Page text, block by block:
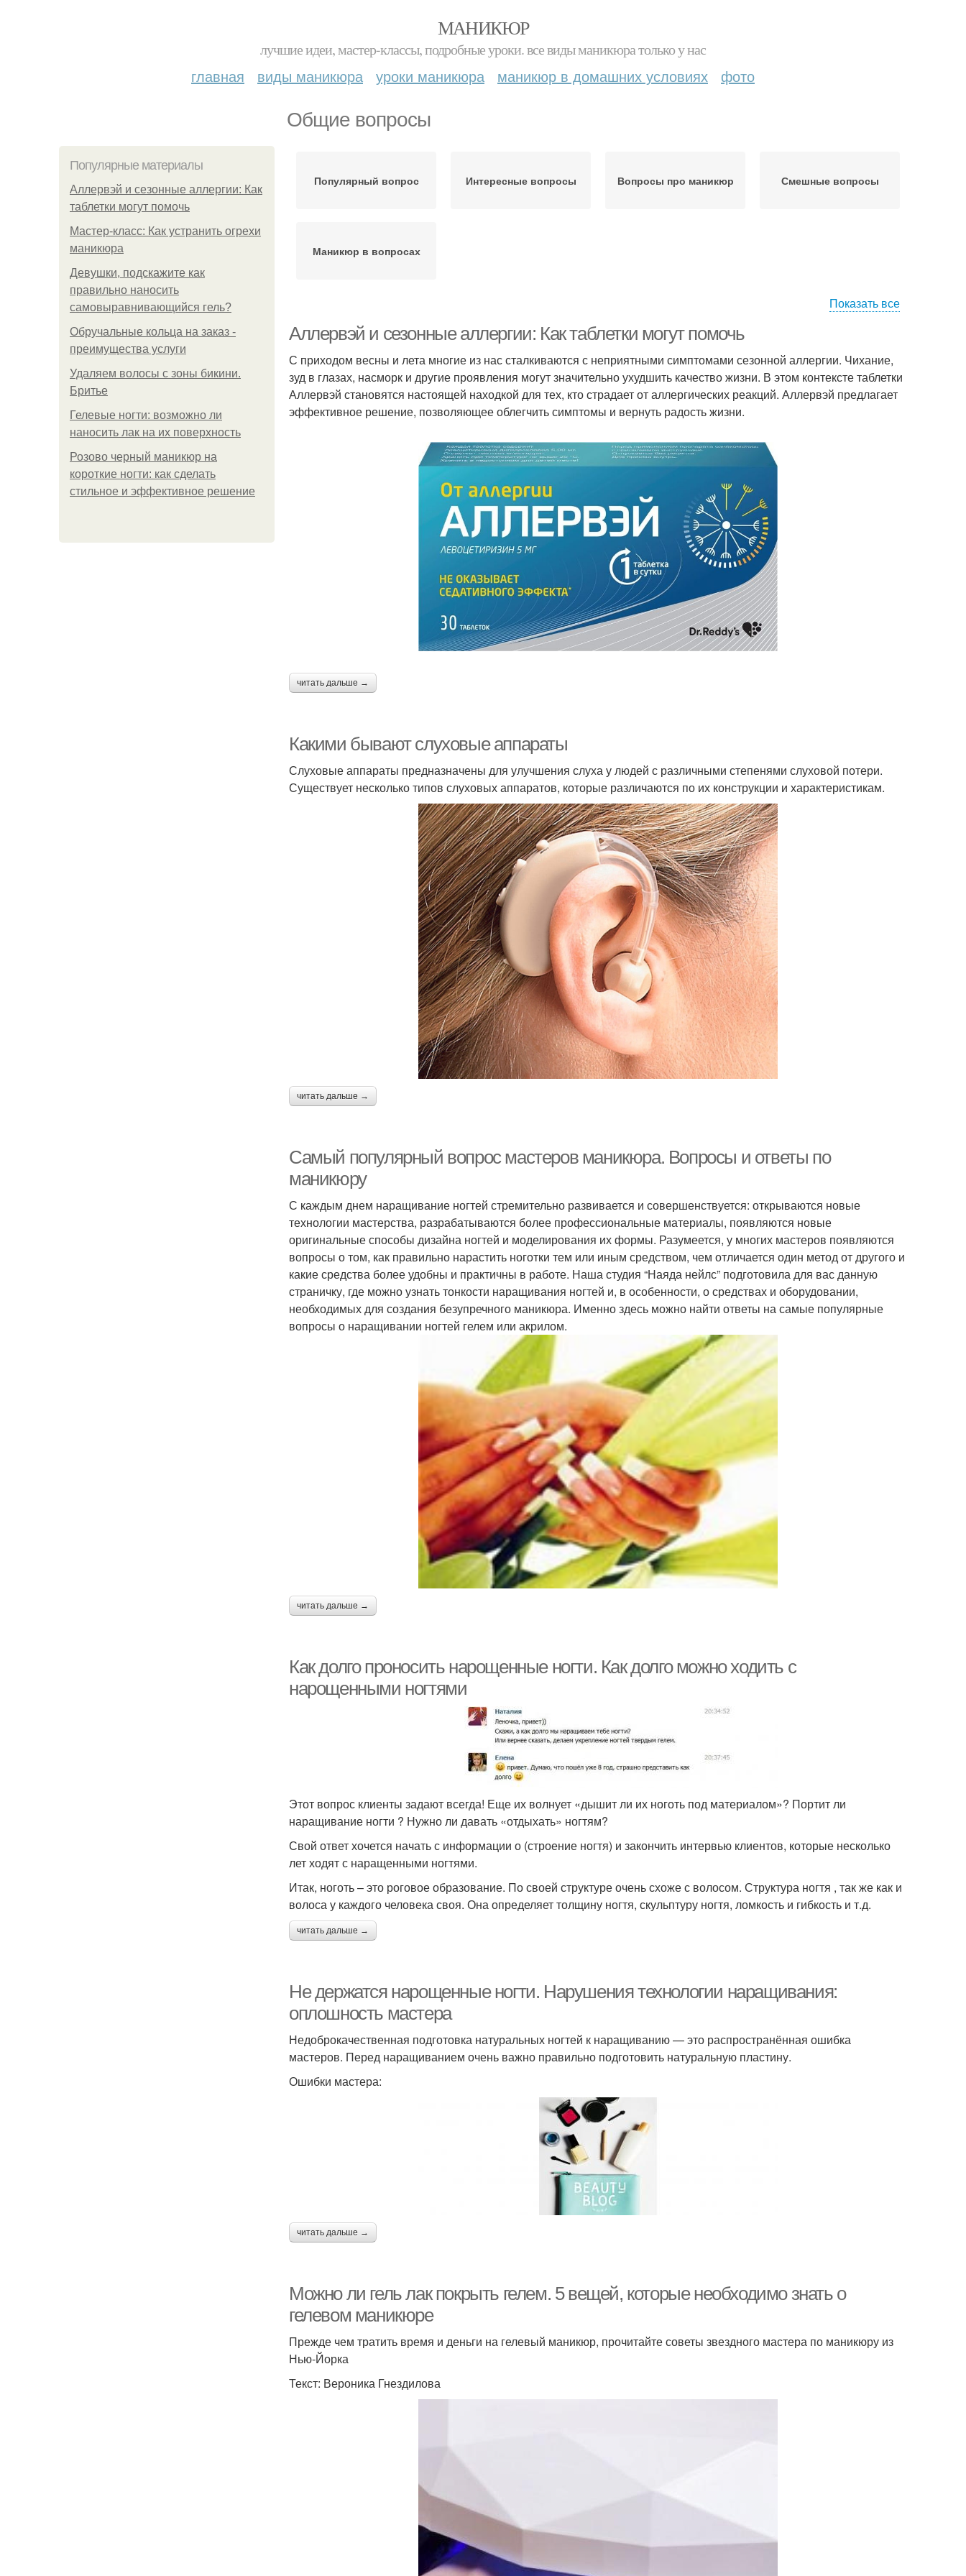
МАНИКЮР
лучшие идеи, мастер-классы, подробные уроки. все виды маникюра только у нас
главная виды маникюра уроки маникюра маникюр в домашних условиях фото
Общие вопросы
Популярные материалы
Аллервэй и сезонные аллергии: Как
таблетки могут помочь
Мастер-класс: Как устранить огрехи
маникюра
Девушки, подскажите как
правильно наносить
самовыравнивающийся гель?
Обручальные кольца на заказ -
преимущества услуги
Удаляем волосы с зоны бикини.
Бритье
Гелевые ногти: возможно ли
наносить лак на их поверхность
Розово черный маникюр на
короткие ногти: как сделать
стильное и эффективное решение
Популярный вопрос Интересные вопросы Вопросы про маникюр Смешные вопросы
Маникюр в вопросах
Показать все
Аллервэй и сезонные аллергии: Как таблетки могут помочь
С приходом весны и лета многие из нас сталкиваются с неприятными симптомами сезонной аллергии. Чихание,
зуд в глазах, насморк и другие проявления могут значительно ухудшить качество жизни. В этом контексте таблетки
Аллервэй становятся настоящей находкой для тех, кто страдает от аллергических реакций. Аллервэй предлагает
эффективное решение, позволяющее облегчить симптомы и вернуть радость жизни.
читать дальше →
Какими бывают слуховые аппараты
Слуховые аппараты предназначены для улучшения слуха у людей с различными степенями слуховой потери.
Существует несколько типов слуховых аппаратов, которые различаются по их конструкции и характеристикам.
читать дальше →
Самый популярный вопрос мастеров маникюра. Вопросы и ответы по
маникюру
С каждым днем наращивание ногтей стремительно развивается и совершенствуется: открываются новые
технологии мастерства, разрабатываются более профессиональные материалы, появляются новые
оригинальные способы дизайна ногтей и моделирования их формы. Разумеется, у многих мастеров появляются
вопросы о том, как правильно нарастить ноготки тем или иным средством, чем отличается один метод от другого и
какие средства более удобны и практичны в работе. Наша студия “Наяда нейлс” подготовила для вас данную
страничку, где можно узнать тонкости наращивания ногтей и, в особенности, о средствах и оборудовании,
необходимых для создания безупречного маникюра. Именно здесь можно найти ответы на самые популярные
вопросы о наращивании ногтей гелем или акрилом.
читать дальше →
Как долго проносить нарощенные ногти. Как долго можно ходить с
нарощенными ногтями
Этот вопрос клиенты задают всегда! Еще их волнует «дышит ли их ноготь под материалом»? Портит ли
наращивание ногти ? Нужно ли давать «отдыхать» ногтям?
Свой ответ хочется начать с информации о (строение ногтя) и закончить интервью клиентов, которые несколько
лет ходят с наращенными ногтями.
Итак, ноготь – это роговое образование. По своей структуре очень схоже с волосом. Структура ногтя , так же как и
волоса у каждого человека своя. Она определяет толщину ногтя, скульптуру ногтя, ломкость и гибкость и т.д.
читать дальше →
Не держатся нарощенные ногти. Нарушения технологии наращивания:
оплошность мастера
Недоброкачественная подготовка натуральных ногтей к наращиванию — это распространённая ошибка
мастеров. Перед наращиванием очень важно правильно подготовить натуральную пластину.
Ошибки мастера:
читать дальше →
Можно ли гель лак покрыть гелем. 5 вещей, которые необходимо знать о
гелевом маникюре
Прежде чем тратить время и деньги на гелевый маникюр, прочитайте советы звездного мастера по маникюру из
Нью-Йорка
Текст: Вероника Гнездилова